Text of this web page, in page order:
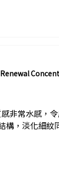
非常水感，
構，淡化細紋